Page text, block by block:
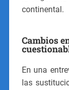
continental.
Cambios
En una
las